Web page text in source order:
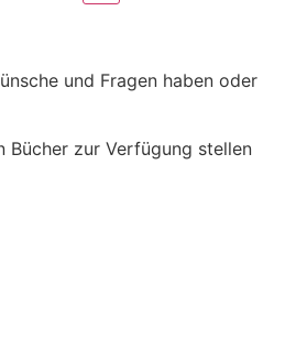
und Fragen haben oder
Bücher zur Verfügung stellen